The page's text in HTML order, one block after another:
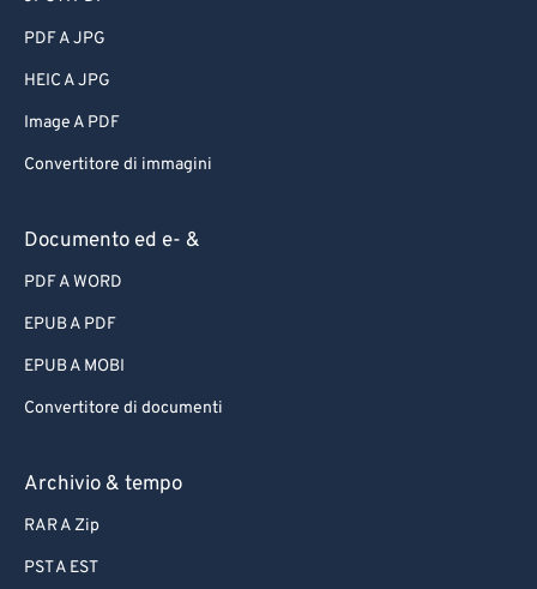
PDF A JPG
HEIC A JPG
Image A PDF
Convertitore di immagini
Documento ed e- &
PDF A WORD
EPUB A PDF
EPUB A MOBI
Convertitore di documenti
Archivio & tempo
RAR A Zip
PST A EST